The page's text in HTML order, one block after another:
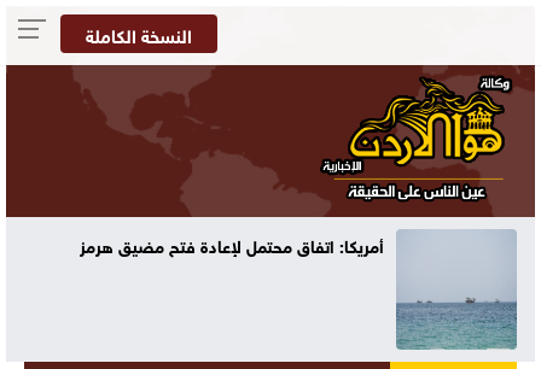
النسخة الكاملة
70 ألفا يؤدون صلاة الجمعة في المسجد الأقصى